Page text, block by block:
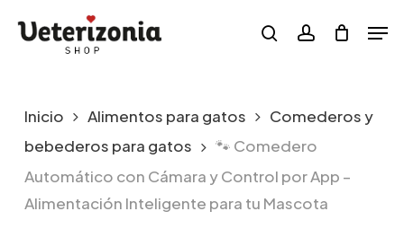
searchaccount
Inicio Alimentos para gatos
Comederos y
bebederos para gatos
🐾 Comedero
Automático con Cámara y Control por App –
Alimentación Inteligente para tu Mascota